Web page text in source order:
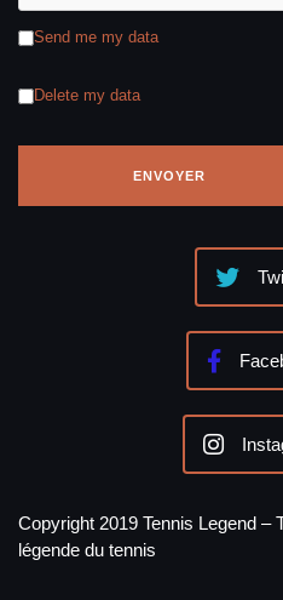
Send me my data
Delete my data
Copyright 2019 Tennis Legend –
légende du tennis